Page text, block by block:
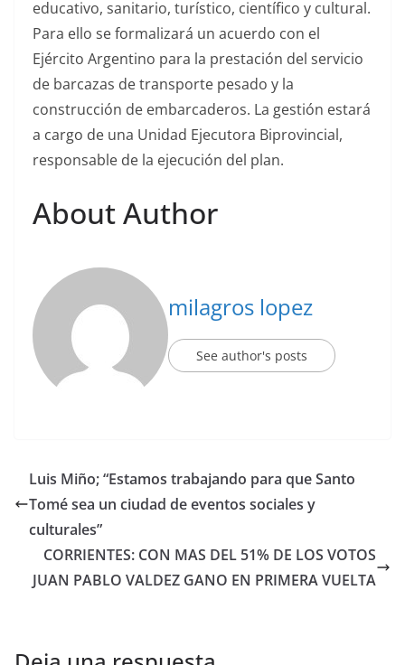
educativo, sanitario, turístico, científico y cultural.
Para ello se formalizará un acuerdo con el
Ejército Argentino para la prestación del servicio
de barcazas de transporte pesado y la
construcción de embarcaderos. La gestión estará
a cargo de una Unidad Ejecutora Biprovincial,
responsable de la ejecución del plan.
About Author
milagros lopez
See author's posts
Luis Miño; “Estamos trabajando para que Santo
Tomé sea un ciudad de eventos sociales y
culturales”
CORRIENTES: CON MAS DEL 51% DE LOS VOTOS
JUAN PABLO VALDEZ GANO EN PRIMERA VUELTA